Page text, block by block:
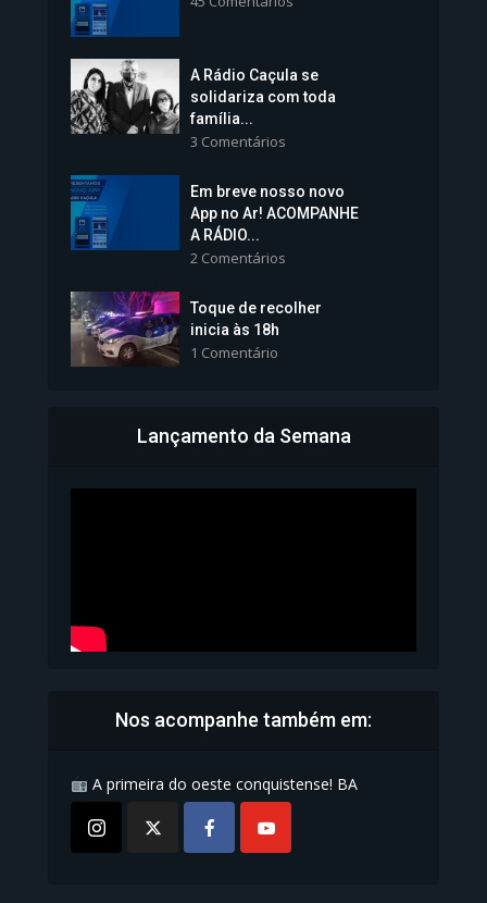
Vice-Prefeita Sheila Lemos
tomará posse nesta...
1.101 Modos de exibição
Bahia inicia emissão da
A Rádio Caçula se
solidariza com toda
família...
3 Comentários
Em breve nosso novo
App no Ar! ACOMPANHE
A RÁDIO...
2 Comentários
Toque de recolher
inicia às 18h
1 Comentário
Lançamento da Semana
Nos acompanhe também em:
A primeira do oeste conquistense! BA